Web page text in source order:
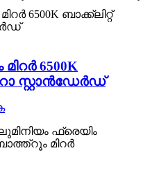
6500K
സ്റ്റാൻഡേർഡ്